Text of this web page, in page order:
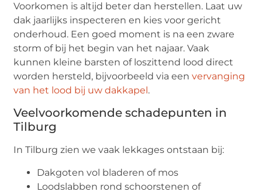
Voorkomen is altijd beter dan herstellen. Laat uw
dak jaarlijks inspecteren en kies voor gericht
onderhoud. Een goed moment is na een zware
storm of bij het begin van het najaar. Vaak
kunnen kleine barsten of loszittend lood direct
worden hersteld, bijvoorbeeld via eenvervanging
van het lood bij uw dakkapel.
Veelvoorkomende schadepunten in
Tilburg
In Tilburg zien we vaak lekkages ontstaan bij:
Dakgoten vol bladeren of mos
Loodslabben rond schoorstenen of